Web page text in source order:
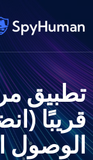
تطبيق
قريبًا
الوصول